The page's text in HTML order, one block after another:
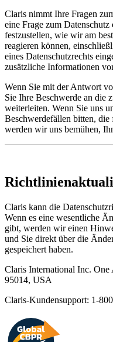
Claris nimmt Ihre Fragen
eine Frage zum
festzustellen, wie wir am
reagieren können,
eines Datenschutzrechts
zusätzliche Informationen
Wenn Sie mit der Antwort
Sie Ihre Beschwerde an die
weiterleiten. Wenn Sie uns
Beschwerdefällen bitten,
werden wir uns bemühen,
Claris kann die
Wenn es eine wesentliche
gibt, werden wir einen
und Sie direkt über die
gespeichert haben.
Claris International Inc.
95014, USA
Claris-Kundensupport: 1-